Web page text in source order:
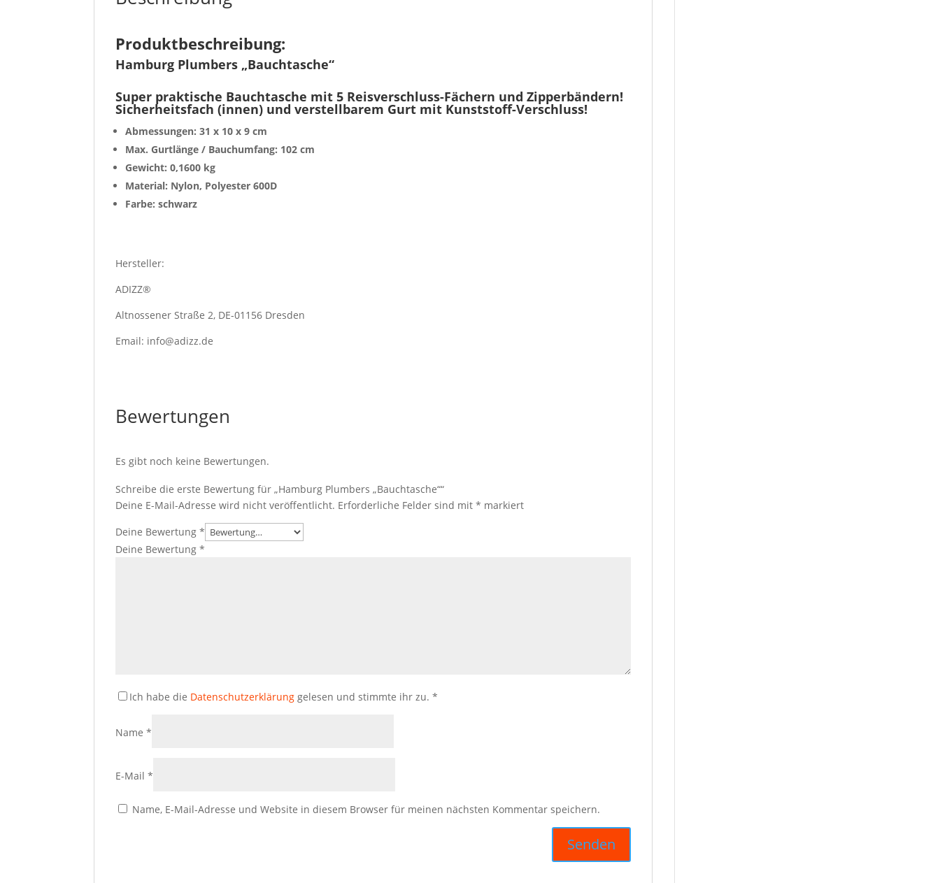
Produktbeschreibung:
Hamburg Plumbers „Bauchtasche“
Super praktische Bauchtasche mit 5 Reisverschluss-Fächern und Zipperbändern!
Sicherheitsfach (innen) und verstellbarem Gurt mit Kunststoff-Verschluss!
Abmessungen: 31 x 10 x 9 cm
Max. Gurtlänge / Bauchumfang: 102 cm
Gewicht: 0,1600 kg
Material: Nylon, Polyester 600D
Farbe: schwarz
Hersteller:
ADIZZ®
Altnossener Straße 2, DE-01156 Dresden
Email: info@adizz.de
Bewertungen
Es gibt noch keine Bewertungen.
Schreibe die erste Bewertung für „Hamburg Plumbers „Bauchtasche““
Deine E-Mail-Adresse wird nicht veröffentlicht. Erforderliche Felder sind mit* markiert
Deine Bewertung*
Deine Bewertung*
Ich habe die Datenschutzerklärung gelesen und stimmte ihr zu. *
Name*
E-Mail*
Name, E-Mail-Adresse und Website in diesem Browser für meinen nächsten Kommentar speichern.